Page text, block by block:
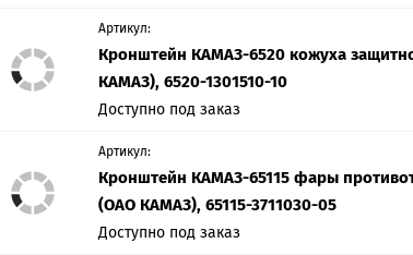
Артикул:
Кронштейн КАМАЗ-6520 кожуха
КАМАЗ), 6520-1301510-10
Доступно под заказ
Артикул:
Кронштейн КАМАЗ-65115 фары
(ОАО КАМАЗ), 65115-3711030-05
Доступно под заказ